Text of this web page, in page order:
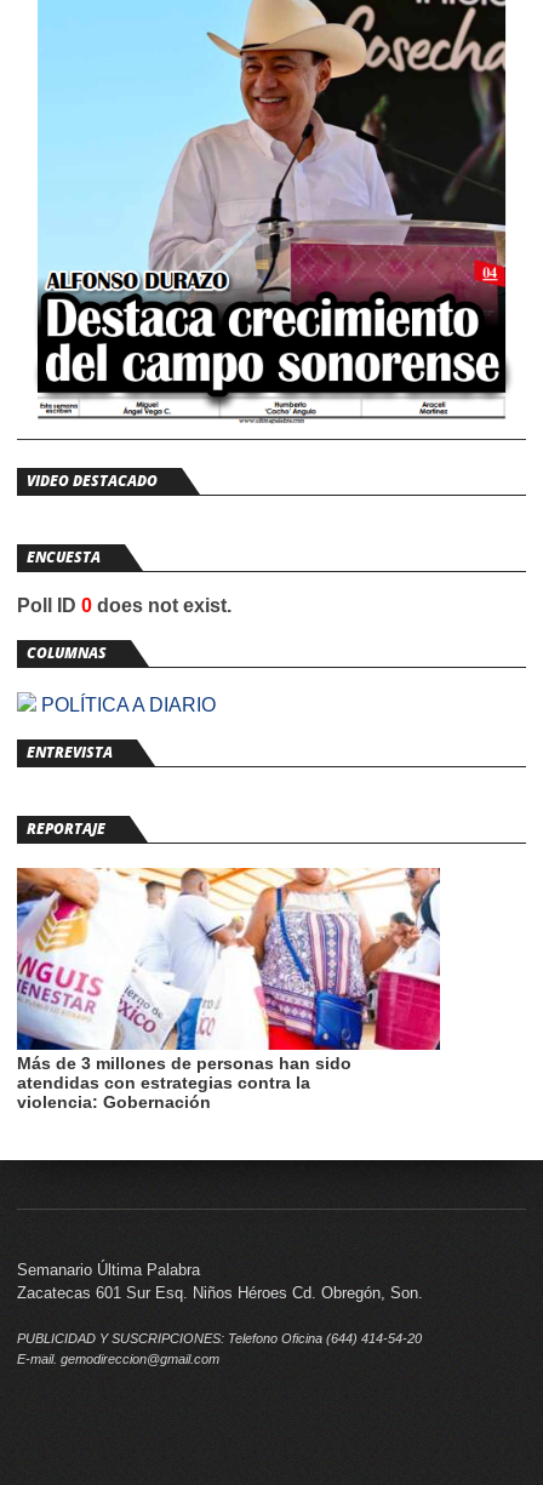
VIDEO DESTACADO
ENCUESTA
Poll ID 0 does not exist.
COLUMNAS
POLÍTICA A DIARIO
ENTREVISTA
REPORTAJE
Más de 3 millones de personas han sido
atendidas con estrategias contra la
violencia: Gobernación
Semanario Última Palabra
Zacatecas 601 Sur Esq. Niños Héroes Cd. Obregón, Son.
PUBLICIDAD Y SUSCRIPCIONES: Telefono Oficina (644) 414-54-20
E-mail. gemodireccion@gmail.com